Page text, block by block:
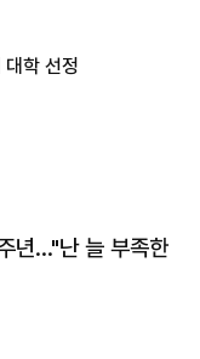
학 선정
년…"난 늘 부족한